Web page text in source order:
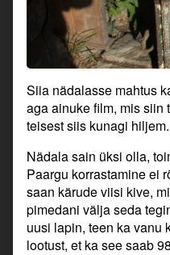
Siia nädalasse mahtus
aga ainuke film, mis siin
teisest siis kunagi hiljem.
Nädala sain üksi olla,
Paargu korrastamine ei
saan kärude viisi kive,
pimedani välja seda
uusi lapin, teen ka vanu
lootust, et ka see saab